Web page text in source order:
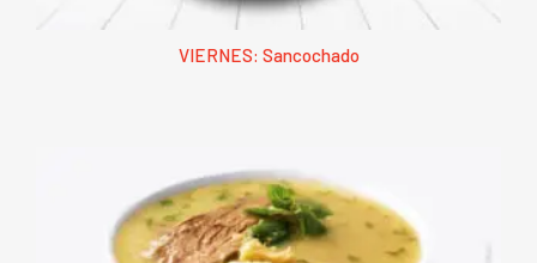
VIERNES: Sancochado